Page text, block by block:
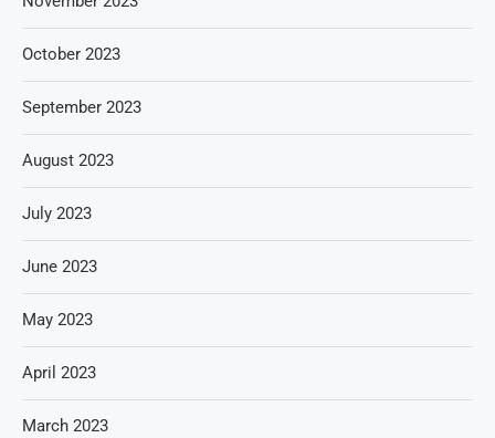
October 2023
September 2023
August 2023
July 2023
June 2023
May 2023
April 2023
March 2023